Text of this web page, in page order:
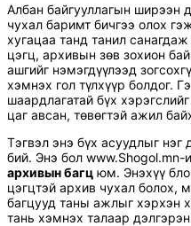
Албан байгууллагын ширээн
чухал баримт бичгээ олох
хугацаа танд танил
цэгц, архивын зөв зохион
ашгийг нэмэгдүүлээд
хэмнэх гол түлхүүр болдог.
шаардлагатай бүх
цаг авсан, төвөгтэй ажил
Тэгвэл энэ бүх асуудлыг
бий. Энэ бол
архивын багц юм. Энэхүү
цэгцтэй архив чухал болох,
багцууд таны ажлыг хэрхэн
тань хэмнэх талаар